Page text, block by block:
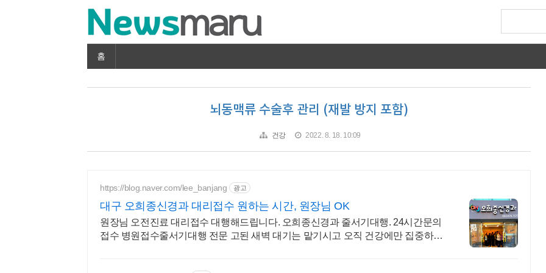
홈
뇌동맥류 수술후 관리 (재발 방지 포함)
건강 2022. 8. 18. 10:09
https://blog.naver.com/lee_banjang 광고
대구 오희종신경과 대리접수 원하는 시간, 원장님 OK
원장님 오전진료 대리접수 대행해드립니다. 오희종신경과 줄서기대행. 24시간문의
접수 병원접수줄서기대행 전문 고된 새벽 대기는 맡기시고 오직 건강에만 집중하세